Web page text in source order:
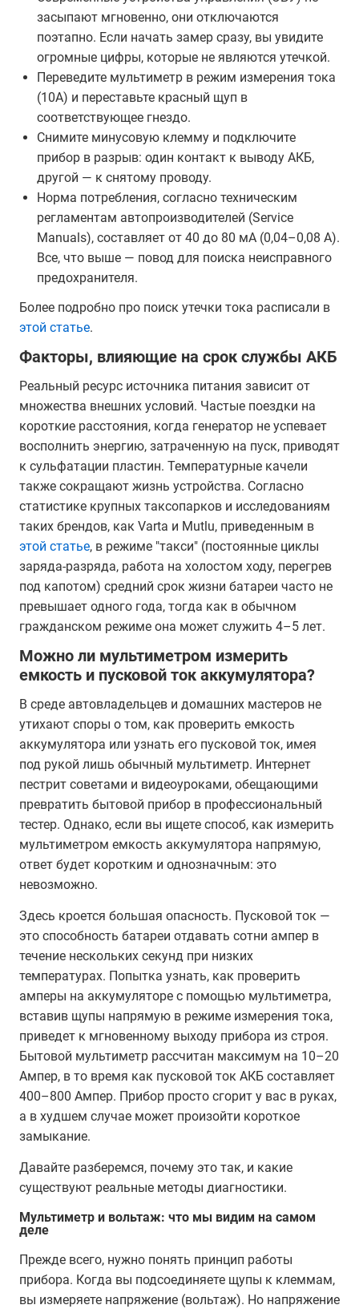
засыпают мгновенно, они отключаются
поэтапно. Если начать замер сразу, вы увидите
огромные цифры, которые не являются утечкой.
Переведите мультиметр в режим измерения тока
(10А) и переставьте красный щуп в
соответствующее гнездо.
Снимите минусовую клемму и подключите
прибор в разрыв: один контакт к выводу АКБ,
другой — к снятому проводу.
Норма потребления, согласно техническим
регламентам автопроизводителей (Service
Manuals), составляет от 40 до 80 мА (0,04–0,08 А).
Все, что выше — повод для поиска неисправного
предохранителя.
Более подробно про поиск утечки тока расписали в
этой статье.
Факторы, влияющие на срок службы АКБ
Реальный ресурс источника питания зависит от
множества внешних условий. Частые поездки на
короткие расстояния, когда генератор не успевает
восполнить энергию, затраченную на пуск, приводят
к сульфатации пластин. Температурные качели
также сокращают жизнь устройства. Согласно
статистике крупных таксопарков и исследованиям
таких брендов, как Varta и Mutlu, приведенным в
этой статье, в режиме "такси" (постоянные циклы
заряда-разряда, работа на холостом ходу, перегрев
под капотом) средний срок жизни батареи часто не
превышает одного года, тогда как в обычном
гражданском режиме она может служить 4–5 лет.
Можно ли мультиметром измерить
емкость и пусковой ток аккумулятора?
В среде автовладельцев и домашних мастеров не
утихают споры о том, как проверить емкость
аккумулятора или узнать его пусковой ток, имея
под рукой лишь обычный мультиметр. Интернет
пестрит советами и видеоуроками, обещающими
превратить бытовой прибор в профессиональный
тестер. Однако, если вы ищете способ, как измерить
мультиметром емкость аккумулятора напрямую,
ответ будет коротким и однозначным: это
невозможно.
Здесь кроется большая опасность. Пусковой ток —
это способность батареи отдавать сотни ампер в
течение нескольких секунд при низких
температурах. Попытка узнать, как проверить
амперы на аккумуляторе с помощью мультиметра,
вставив щупы напрямую в режиме измерения тока,
приведет к мгновенному выходу прибора из строя.
Бытовой мультиметр рассчитан максимум на 10–20
Ампер, в то время как пусковой ток АКБ составляет
400–800 Ампер. Прибор просто сгорит у вас в руках,
а в худшем случае может произойти короткое
замыкание.
Давайте разберемся, почему это так, и какие
существуют реальные методы диагностики.
Мультиметр и вольтаж: что мы видим на самом
деле
Прежде всего, нужно понять принцип работы
прибора. Когда вы подсоединяете щупы к клеммам,
вы измеряете напряжение (вольтаж). Но напряжение